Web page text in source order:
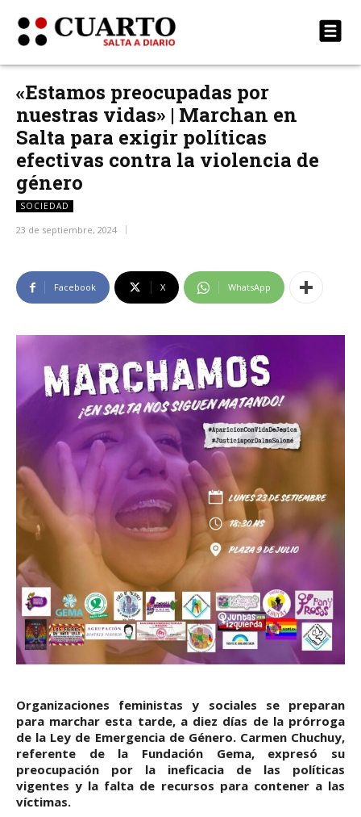
«Estamos preocupadas por
nuestras vidas» | Marchan en
Salta para exigir políticas
efectivas contra la violencia de
género
SOCIEDAD
23 de septiembre, 2024
Facebook X WhatsApp
Organizaciones feministas y sociales se preparan
para marchar esta tarde, a diez días de la prórroga
de la Ley de Emergencia de Género. Carmen Chuchuy,
referente de la Fundación Gema, expresó su
preocupación por la ineficacia de las políticas
vigentes y la falta de recursos para contener a las
víctimas.